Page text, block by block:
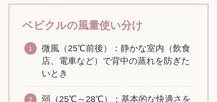
ベビクルの風量使い分け
微風（25℃前後）：静かな室内（飲食
店、電車など）で背中の蒸れを防ぎた
いとき
弱（25℃～28℃）：基本的な快適さを